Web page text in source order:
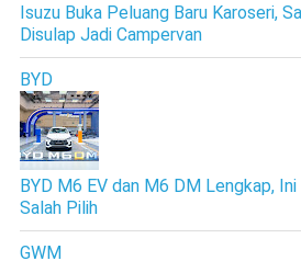
Isuzu Buka Peluang Baru Karoseri,
Disulap Jadi Campervan
BYD
BYD M6 EV dan M6 DM Lengkap,
Salah Pilih
GWM